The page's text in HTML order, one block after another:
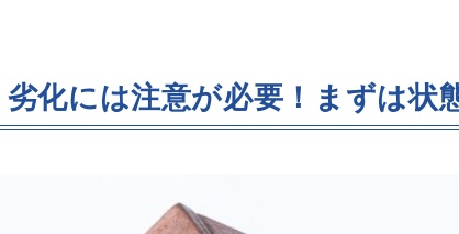
劣化には注意が必要！まずは状